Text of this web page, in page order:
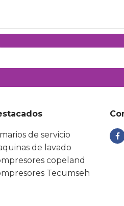
de servicio
de lavado
copeland
Tecumseh